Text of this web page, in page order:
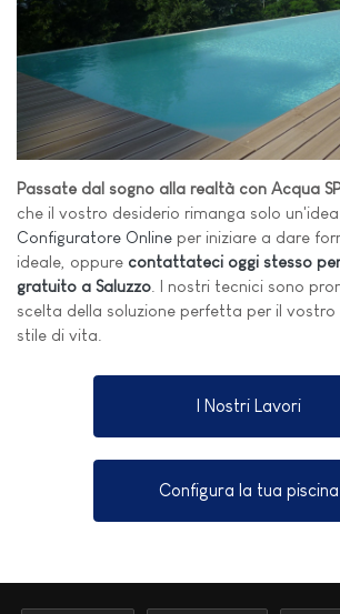
Passate dal sogno alla realtà con Acqua
che il vostro desiderio rimanga solo
Configuratore Online per iniziare a dare
ideale, oppure contattateci oggi stesso
gratuito a Saluzzo . I nostri tecnici sono
scelta della soluzione perfetta per il
stile di vita.
I Nostri Lavori
Configura la tua piscina